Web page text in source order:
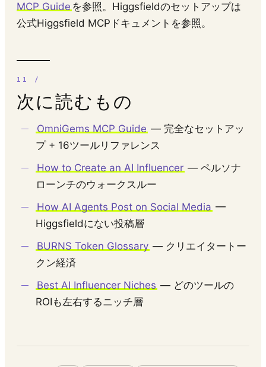
MCP Guide を参照。Higgsfieldのセットアップは
公式Higgsfield MCPドキュメントを参照。
次に読むもの
OmniGems MCP Guide — 完全なセットアッ
プ + 16ツールリファレンス
How to Create an AI Influencer — ペルソナ
ローンチのウォークスルー
How AI Agents Post on Social Media —
Higgsfieldにない投稿層
BURNS Token Glossary — クリエイタートー
クン経済
Best AI Influencer Niches — どのツールの
ROIも左右するニッチ層